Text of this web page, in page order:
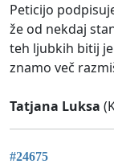
Peticijo
že od nekdaj
teh ljubkih bitij
znamo več
Tatjana Luksa
#24675